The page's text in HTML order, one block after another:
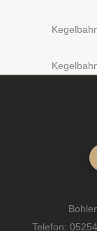
Telefon: